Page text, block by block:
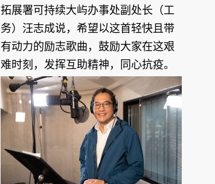
拓展署可持续大屿办事处副处长（工
务）汪志成说，希望以这首轻快且带
有动力的励志歌曲，鼓励大家在这艰
难时刻，发挥互助精神，同心抗疫。